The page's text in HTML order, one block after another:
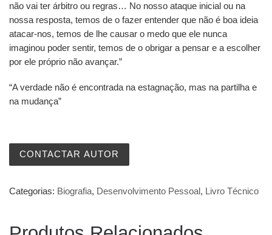
não vai ter árbitro ou regras… No nosso ataque inicial ou na
nossa resposta, temos de o fazer entender que não é boa ideia
atacar-nos, temos de lhe causar o medo que ele nunca
imaginou poder sentir, temos de o obrigar a pensar e a escolher
por ele próprio não avançar.”
“A verdade não é encontrada na estagnação, mas na partilha e
na mudança”
CONTACTAR AUTOR
Categorias: Biografia, Desenvolvimento Pessoal, Livro Técnico